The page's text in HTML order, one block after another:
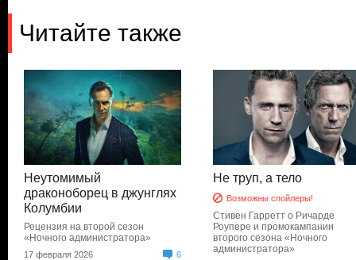
Читайте также
Неутомимый
драконоборец в джунглях
Колумбии
Рецензия на второй сезон
«Ночного администратора»
17 февраля 2026 6
Не труп, а тело
Возможны спойлеры!
Стивен Гарретт о Ричарде
Роупере и промокампании
второго сезона «Ночного
администратора»